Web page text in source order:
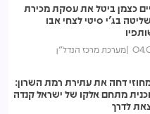
כצמן ביטל את עסקת מכירת
בג'י סיטי לצחי אבו
מערכת מרכז הנדל"ן
דחה את עתירת רמת השרון:
מתחם אלקו של ישראל קנדה
לדרך